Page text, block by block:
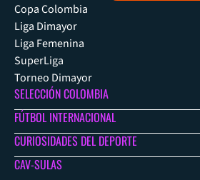
Copa Colombia
Liga Dimayor
Liga Femenina
SuperLiga
Torneo Dimayor
SELECCIÓN COLOMBIA
FÚTBOL INTERNACIONAL
CURIOSIDADES DEL DEPORTE
CAV-SULAS